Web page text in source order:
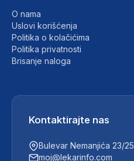
O nama
Uslovi korišćenja
Politika o kolačićima
Politika privatnosti
Brisanje naloga
Kontaktirajte nas
Bulevar Nemanjića 23/25
moj@lekarinfo.com